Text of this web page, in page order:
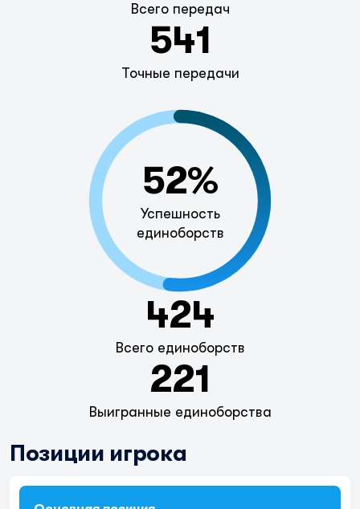
Всего передач
541
Точные передачи
52%
Успешность
единоборств
424
Всего единоборств
221
Выигранные единоборства
Позиции игрока